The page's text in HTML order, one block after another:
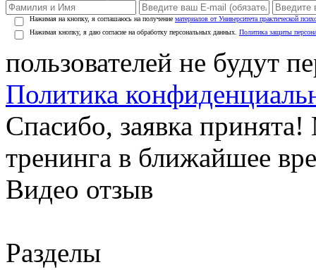
Нажимая на кнопку, я соглашаюсь на получение материалов от Университета практической
Нажимая кнопку, я даю согласие на обработку персональных данных. Политика защиты
пользователей не будут
Политика
Спасибо, заявка
тренинга в ближайшее
Видео отзыв
Разделы